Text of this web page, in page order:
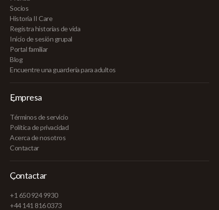
Socios
Historia II Care
Registra historias de vida
Inicio de sesión grupal
Portal familiar
Blog
Encuentre una guardería para adultos
Empresa
Términos de servicio
Política de privacidad
Acerca de nosotros
Contactar
Contactar
+1 650 924 9930
+44 141 816 0373